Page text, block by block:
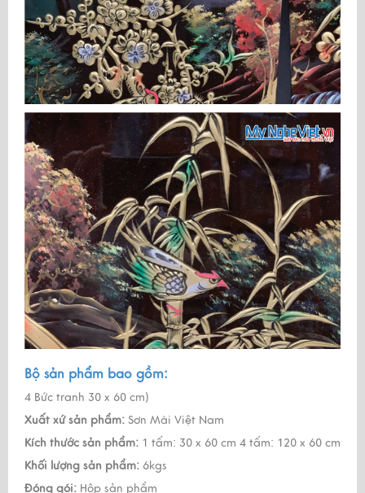
Bộ sản phẩm bao gồm:
4 Bức tranh 30 x 60 cm)
Xuất xứ sản phẩm: Sơn Mài Việt Nam
Kích thước sản phẩm: 1 tấm: 30 x 60 cm 4 tấm: 120 x 60 cm
Khối lượng sản phẩm: 6kgs
Đóng gói: Hộp sản phẩm